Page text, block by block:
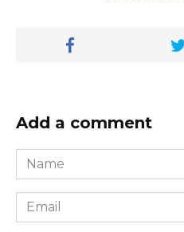
Add a comment
Name
*
Email
*